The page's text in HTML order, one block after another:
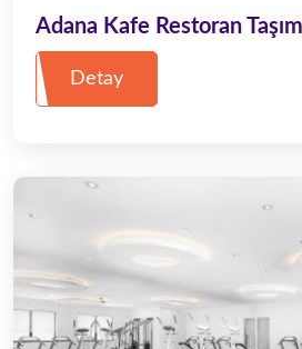
Adana Kafe Restoran
Detay